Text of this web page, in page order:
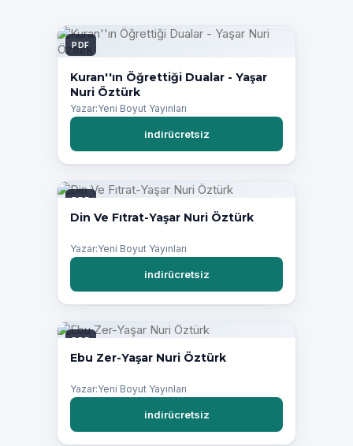
PDF
Kuran''ın Öğrettiği Dualar - Yaşar
Nuri Öztürk
Yazar:Yeni Boyut Yayınları
indirücretsiz
PDF
Din Ve Fıtrat-Yaşar Nuri Öztürk
Yazar:Yeni Boyut Yayınları
indirücretsiz
PDF
Ebu Zer-Yaşar Nuri Öztürk
Yazar:Yeni Boyut Yayınları
indirücretsiz